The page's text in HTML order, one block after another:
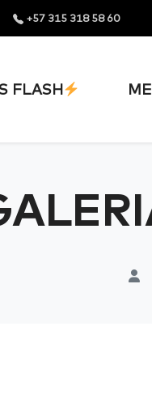
+57 315 318 58 60
FLASH